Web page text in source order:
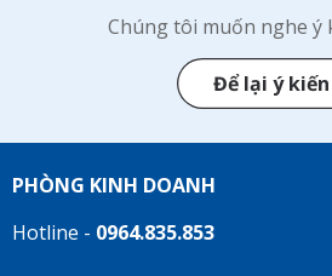
Chúng tôi muốn nghe ý
Để lại ý kiến
PHÒNG KINH DOANH
Hotline - 0964.835.853